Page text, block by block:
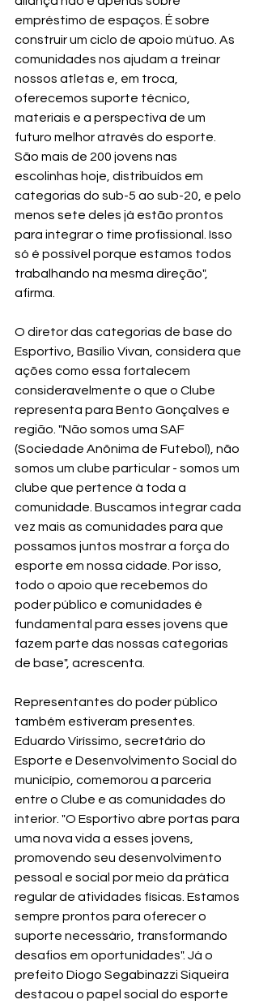
empréstimo de espaços. É sobre
construir um ciclo de apoio mútuo. As
comunidades nos ajudam a treinar
nossos atletas e, em troca,
oferecemos suporte técnico,
materiais e a perspectiva de um
futuro melhor através do esporte.
São mais de 200 jovens nas
escolinhas hoje, distribuídos em
categorias do sub-5 ao sub-20, e pelo
menos sete deles já estão prontos
para integrar o time profissional. Isso
só é possível porque estamos todos
trabalhando na mesma direção",
afirma.
O diretor das categorias de base do
Esportivo, Basílio Vivan, considera que
ações como essa fortalecem
consideravelmente o que o Clube
representa para Bento Gonçalves e
região. "Não somos uma SAF
(Sociedade Anônima de Futebol), não
somos um clube particular - somos um
clube que pertence à toda a
comunidade. Buscamos integrar cada
vez mais as comunidades para que
possamos juntos mostrar a força do
esporte em nossa cidade. Por isso,
todo o apoio que recebemos do
poder público e comunidades é
fundamental para esses jovens que
fazem parte das nossas categorias
de base", acrescenta.
Representantes do poder público
também estiveram presentes.
Eduardo Viríssimo, secretário do
Esporte e Desenvolvimento Social do
município, comemorou a parceria
entre o Clube e as comunidades do
interior. "O Esportivo abre portas para
uma nova vida a esses jovens,
promovendo seu desenvolvimento
pessoal e social por meio da prática
regular de atividades físicas. Estamos
sempre prontos para oferecer o
suporte necessário, transformando
desafios em oportunidades". Já o
prefeito Diogo Segabinazzi Siqueira
destacou o papel social do esporte